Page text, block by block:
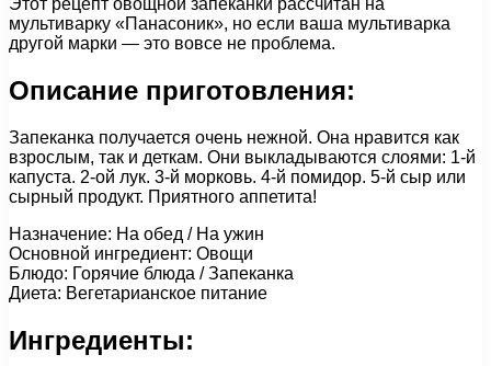
мультиварку «Панасоник», но если ваша мультиварка
другой марки — это вовсе не проблема.
Описание приготовления:
Запеканка получается очень нежной. Она нравится как
взрослым, так и деткам. Они выкладываются слоями: 1-й
капуста. 2-ой лук. 3-й морковь. 4-й помидор. 5-й сыр или
сырный продукт. Приятного аппетита!
Назначение: На обед / На ужин
Основной ингредиент: Овощи
Блюдо: Горячие блюда / Запеканка
Диета: Вегетарианское питание
Ингредиенты: